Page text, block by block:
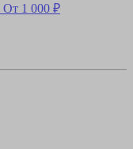
От 1 000 ₽